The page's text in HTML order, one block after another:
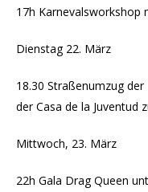
17h Karnevalsworkshop
Dienstag 22. März
18.30 Straßenumzug
der Casa de la Juventud
Mittwoch, 23. März
22h Gala Drag Queen